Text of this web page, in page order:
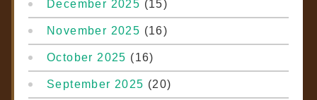
December 2025 (15)
November 2025 (16)
October 2025 (16)
September 2025 (20)